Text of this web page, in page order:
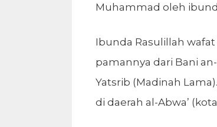
Muhammad oleh
Ibunda Rasulillah
pamannya dari Bani
Yatsrib (Madinah
di daerah al-Abwa’